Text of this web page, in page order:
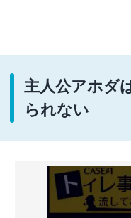
主人公アホダ
られない